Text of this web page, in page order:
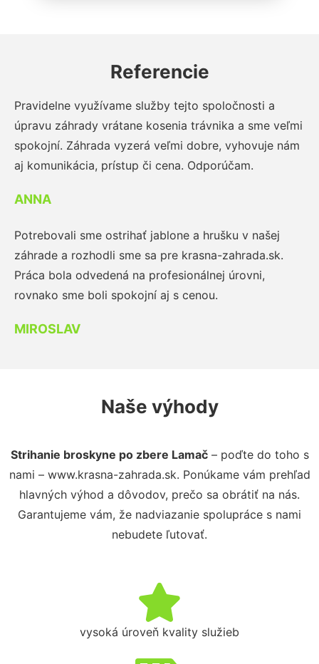
Referencie
Pravidelne využívame služby tejto spoločnosti a
úpravu záhrady vrátane kosenia trávnika a sme veľmi
spokojní. Záhrada vyzerá veľmi dobre, vyhovuje nám
aj komunikácia, prístup či cena. Odporúčam.
ANNA
Potrebovali sme ostrihať jablone a hrušku v našej
záhrade a rozhodli sme sa pre krasna-zahrada.sk.
Práca bola odvedená na profesionálnej úrovni,
rovnako sme boli spokojní aj s cenou.
MIROSLAV
Naše výhody
Strihanie broskyne po zbere Lamač– poďte do toho s
nami – www.krasna-zahrada.sk. Ponúkame vám prehľad
hlavných výhod a dôvodov, prečo sa obrátiť na nás.
Garantujeme vám, že nadviazanie spolupráce s nami
nebudete ľutovať.
vysoká úroveň kvality služieb